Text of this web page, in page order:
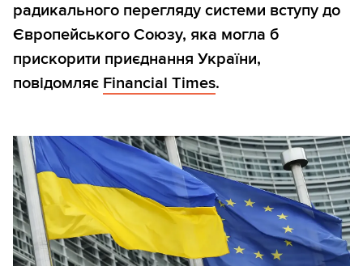
радикального перегляду системи вступу до
Європейського Союзу, яка могла б
прискорити приєднання України,
повідомляє Financial Times.